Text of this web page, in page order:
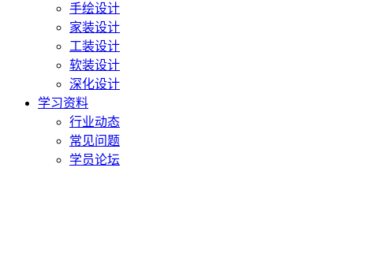
手绘设计
家装设计
工装设计
软装设计
深化设计
学习资料
行业动态
常见问题
学员论坛